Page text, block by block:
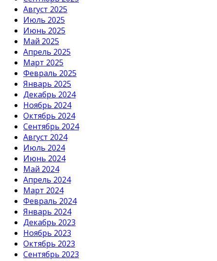
Август 2025
Июль 2025
Июнь 2025
Май 2025
Апрель 2025
Март 2025
Февраль 2025
Январь 2025
Декабрь 2024
Ноябрь 2024
Октябрь 2024
Сентябрь 2024
Август 2024
Июль 2024
Июнь 2024
Май 2024
Апрель 2024
Март 2024
Февраль 2024
Январь 2024
Декабрь 2023
Ноябрь 2023
Октябрь 2023
Сентябрь 2023